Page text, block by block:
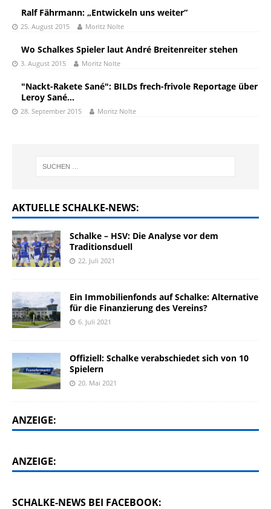
Ralf Fährmann: „Entwickeln uns weiter“
25. August 2015 Moritz Nolte
Wo Schalkes Spieler laut André Breitenreiter stehen
3. August 2015 Moritz Nolte
"Nackt-Rakete Sané": BILDs frech-frivole Reportage über
Leroy Sané…
28. September 2015 Moritz Nolte
AKTUELLE SCHALKE-NEWS:
Schalke – HSV: Die Analyse vor dem
Traditionsduell
22. Juli 2021
Ein Immobilienfonds auf Schalke: Alternative
für die Finanzierung des Vereins?
6. Juli 2021
Offiziell: Schalke verabschiedet sich von 10
Spielern
20. Mai 2021
ANZEIGE:
ANZEIGE:
SCHALKE-NEWS BEI FACEBOOK: